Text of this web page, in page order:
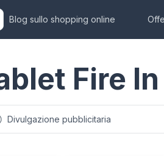
Blog sullo shopping online
Fire
Divulgazione pubblicitaria